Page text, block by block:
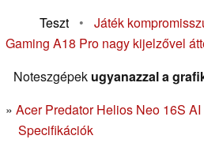
Teszt
•
Játék
Gaming A18 Pro nagy kijelzővel
Noteszgépek ugyanazzal a
Acer Predator Helios Neo 16S
Specifikációk